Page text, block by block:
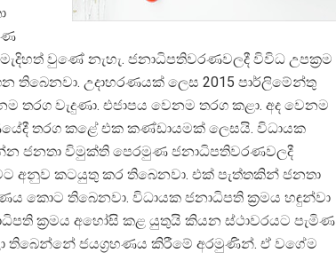
වුණේ නැහැ. ජනාධිපතිවරණවලදී විවිධ උපක‍්‍රම
තිබෙනවා. උදාහරණයක් ලෙස 2015 පාර්ලිමේන්තු
වැදුණා. එජාපය වෙනම තරග කළා. අද වෙනම
තරග කළේ එක කණ්ඩායමක් ලෙසයි. විධායක
ජනතා විමුක්ති පෙරමුණ ජනාධිපතිවරණවලදී
අනුව කටයුතු කර තිබෙනවා. එක් පැත්තකින් ජනතා
කොට තිබෙනවා. විධායක ජනාධිපති ක‍්‍රමය හඳුන්වා
ක‍්‍රමය අහෝසි කළ යුතුයි කියන ස්ථාවරයට පැමිණ
තිබෙන්නේ ජයග‍්‍රහණය කිරීමේ අරමුණින්. ඒ වගේම